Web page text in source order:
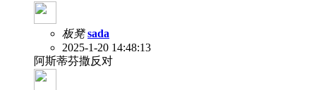
板凳 sada
2025-1-20 14:48:13
阿斯蒂芬撒反对